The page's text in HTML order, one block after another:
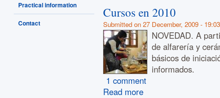
Cursos en 2010
Submitted on 27 December, 2009 - 19:03
NOVEDAD. A
de alfarería y
básicos de
informados.
1 comment
Read more
Practical information
Contact